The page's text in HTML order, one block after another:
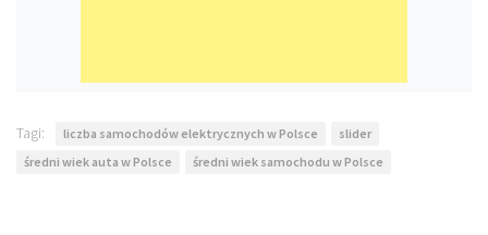
Tagi: liczba samochodów elektrycznych w Polsce
slider
średni wiek auta w Polsce
średni wiek samochodu w Polsce